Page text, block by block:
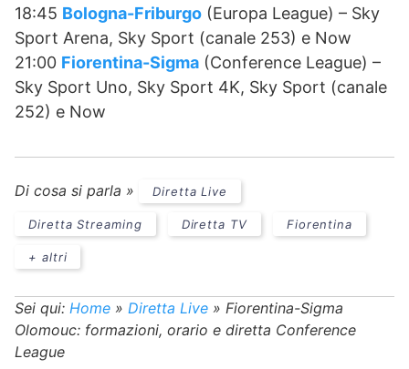
18:45 Bologna-Friburgo (Europa League) – Sky
Sport Arena, Sky Sport (canale 253) e Now
21:00 Fiorentina-Sigma (Conference League) –
Sky Sport Uno, Sky Sport 4K, Sky Sport (canale
252) e Now
Di cosa si parla » Diretta Live
Diretta Streaming Diretta TV Fiorentina
+ altri
Sei qui: Home » Diretta Live » Fiorentina-Sigma
Olomouc: formazioni, orario e diretta Conference
League